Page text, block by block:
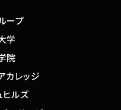
ープ
学
院
カレッジ
ヒルズ